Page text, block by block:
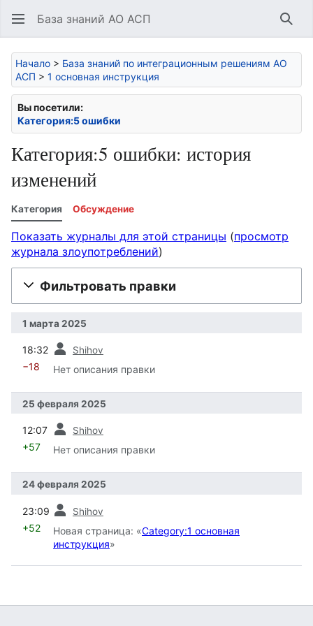
База знаний АО АСП
Начало > База знаний по интеграционным решениям АО
АСП > 1 основная инструкция
Вы посетили:
Категория:5 ошибки
Категория:5 ошибки: история
изменений
Категория Обсуждение
Показать журналы для этой страницы (просмотр
журнала злоупотреблений)
Фильтровать правки
1 марта 2025
18:32 Shihov
−18 Нет описания правки
25 февраля 2025
12:07 Shihov
+57 Нет описания правки
24 февраля 2025
23:09 Shihov
+52 Новая страница: «Category:1 основная
инструкция»